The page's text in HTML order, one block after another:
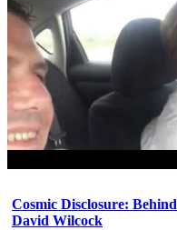
Cosmic Disclosure:
David Wilcock